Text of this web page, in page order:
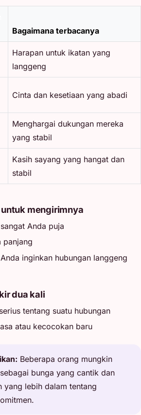
Bagaimana terbacanya
Harapan untuk ikatan yang
langgeng
Cinta dan kesetiaan yang abadi
Menghargai dukungan mereka
yang stabil
Kasih sayang yang hangat dan
stabil
mengirimnya
Anda puja
panjang
inginkan hubungan langgeng
dua kali
tentang suatu hubungan
atau kecocokan baru
Beberapa orang mungkin
bunga yang cantik dan
yang lebih dalam tentang